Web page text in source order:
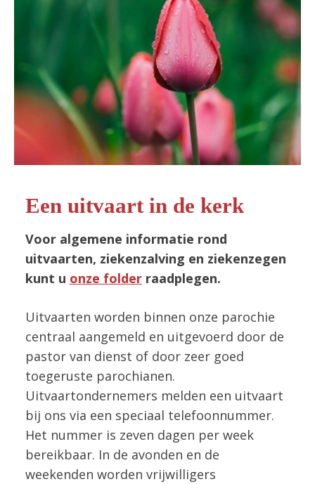
Een uitvaart in de kerk
Voor algemene informatie rond
uitvaarten, ziekenzalving en ziekenzegen
kunt u onze folderraadplegen.
Uitvaarten worden binnen onze parochie
centraal aangemeld en uitgevoerd door de
pastor van dienst of door zeer goed
toegeruste parochianen.
Uitvaartondernemers melden een uitvaart
bij ons via een speciaal telefoonnummer.
Het nummer is zeven dagen per week
bereikbaar. In de avonden en de
weekenden worden vrijwilligers